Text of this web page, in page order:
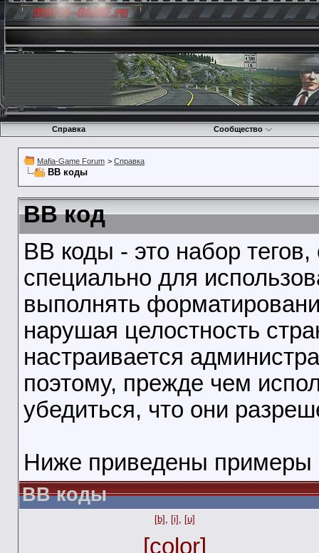
Справка Сообщество
Mafia-Game Forum > Справка
BB коды
BB код
BB коды - это набор
специально для
выполнять
нарушая целостность
настраивается
поэтому, прежде чем
убедиться, что они
Ниже приведены примеры
BB коды
[b] , [i] , [u]
[color]